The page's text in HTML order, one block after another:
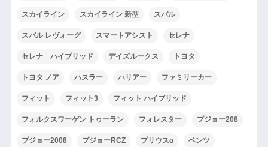
スカイライン スカイライン 新型 スバル
スバル レヴォーグ スマートアシスト セレナ
セレナ ハイブリッド デイズルークス トヨタ
トヨタ ノア ハスラー ハリアー ファミリーカー
フィット フィット3 フィット ハイブリッド
フォルクスワーゲン トゥーラン フォレスター プジョー208
プジョー2008 プジョーRCZ プリウスα ベンツ